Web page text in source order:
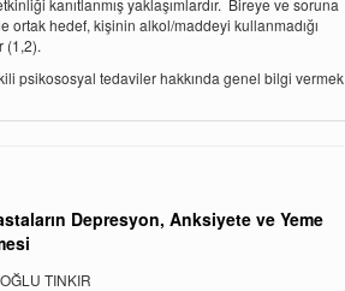
kanıtlanmış yaklaşımlardır. Bireye ve soruna
ortak hedef, kişinin alkol/maddeyi kullanmadığı
(1,2).
psikososyal tedaviler hakkında genel bilgi vermek
Depresyon, Anksiyete ve Yeme
TINKIR